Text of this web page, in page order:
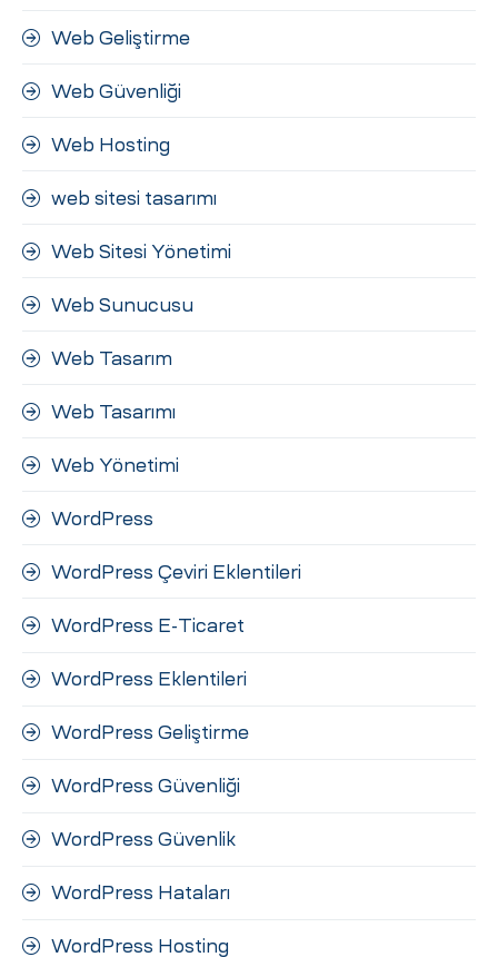
Web Geliştirme
Web Güvenliği
Web Hosting
web sitesi tasarımı
Web Sitesi Yönetimi
Web Sunucusu
Web Tasarım
Web Tasarımı
Web Yönetimi
WordPress
WordPress Çeviri Eklentileri
WordPress E-Ticaret
WordPress Eklentileri
WordPress Geliştirme
WordPress Güvenliği
WordPress Güvenlik
WordPress Hataları
WordPress Hosting